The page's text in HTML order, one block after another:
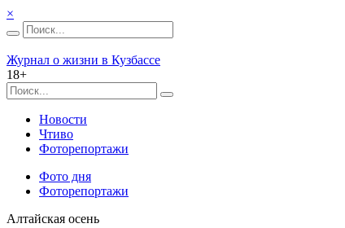
×
Журнал о жизни в Кузбассе
18+
Новости
Чтиво
Фоторепортажи
Фото дня
Фоторепортажи
Алтайская осень